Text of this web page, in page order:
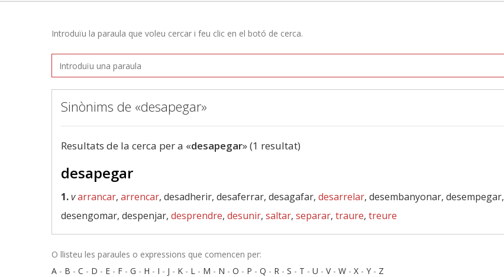
Introduïu la paraula que voleu cercar i feu clic en el botó de cerca.
Sinònims de «desapegar»
Resultats de la cerca per a «desapegar» (1 resultat)
desapegar
1.varrancar, arrencar, desadherir, desaferrar, desagafar, desarrelar, desembanyonar,
desengomar, despenjar, desprendre, desunir, saltar, separar, traure, treure
O llisteu les paraules o expressions que comencen per:
A - B - C - D - E - F - G - H - I - J - K - L - M - N - O - P - Q - R - S - T - U - V- W - X - Y - Z